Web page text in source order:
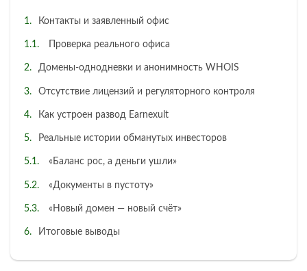
Контакты и заявленный офис
Проверка реального офиса
Домены-однодневки и анонимность WHOIS
Отсутствие лицензий и регуляторного контроля
Как устроен развод Earnexult
Реальные истории обманутых инвесторов
«Баланс рос, а деньги ушли»
«Документы в пустоту»
«Новый домен — новый счёт»
Итоговые выводы